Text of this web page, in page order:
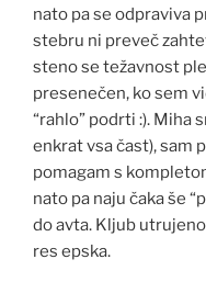
nato pa se odpraviva
stebru ni preveč
steno se težavnost
presenečen, ko sem
“rahlo” podrti :). Miha
enkrat vsa čast), sam
pomagam s
nato pa naju čaka še
do avta. Kljub
res epska.